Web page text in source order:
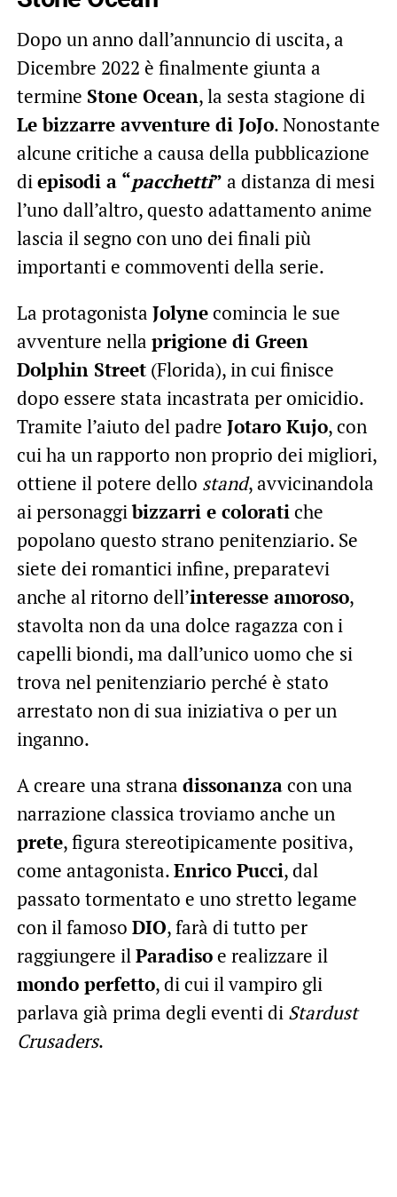
Dopo un anno dall’annuncio di uscita, a
Dicembre 2022 è finalmente giunta a
termine Stone Ocean, la sesta stagione di
Le bizzarre avventure di JoJo. Nonostante
alcune critiche a causa della pubblicazione
diepisodi a “pacchetti” a distanza di mesi
l’uno dall’altro, questo adattamento anime
lascia il segno con uno dei finali più
importanti e commoventi della serie.
La protagonista Jolynecomincia le sue
avventure nella prigione di Green
Dolphin Street(Florida), in cui finisce
dopo essere stata incastrata per omicidio.
Tramite l’aiuto del padre Jotaro Kujo, con
cui ha un rapporto non proprio dei migliori,
ottiene il potere dello stand, avvicinandola
ai personaggibizzarri e coloratiche
popolano questo strano penitenziario. Se
siete dei romantici infine, preparatevi
anche al ritorno dell’interesse amoroso,
stavolta non da una dolce ragazza con i
capelli biondi, ma dall’unico uomo che si
trova nel penitenziario perché è stato
arrestato non di sua iniziativa o per un
inganno.
A creare una strana dissonanzacon una
narrazione classica troviamo anche un
prete, figura stereotipicamente positiva,
come antagonista.Enrico Pucci, dal
passato tormentato e uno stretto legame
con il famoso DIO, farà di tutto per
raggiungere ilParadisoe realizzare il
mondo perfetto, di cui il vampiro gli
parlava già prima degli eventi diStardust
Crusaders.